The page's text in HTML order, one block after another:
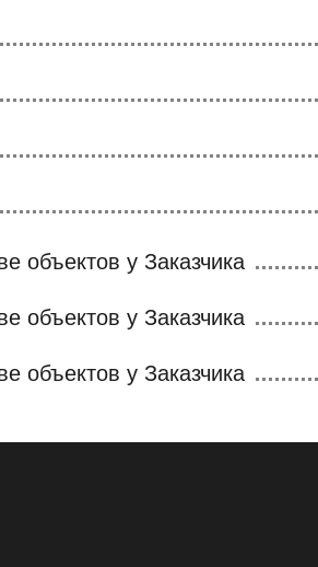
объектов у Заказчика
объектов у Заказчика
объектов у Заказчика